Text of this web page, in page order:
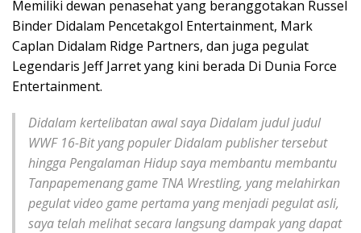
Memiliki dewan penasehat yang beranggotakan Russel
Binder Didalam Pencetakgol Entertainment, Mark
Caplan Didalam Ridge Partners, dan juga pegulat
Legendaris Jeff Jarret yang kini berada Di Dunia Force
Entertainment.
Didalam kertelibatan awal saya Didalam judul judul
WWF 16-Bit yang populer Didalam publisher tersebut
hingga Pengalaman Hidup saya membantu membantu
Tanpapemenang game TNA Wrestling, yang melahirkan
pegulat video game pertama yang menjadi pegulat asli,
saya telah melihat secara langsung dampak yang dapat